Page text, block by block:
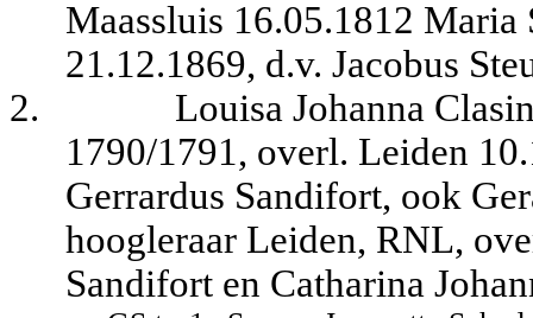
Maassluis 16.05.1812 Maria
21.12.1869, d.v. Jacobus
2.
Louisa Johanna
1790/1791, overl. Leiden
Gerrardus Sandifort, ook
hoogleraar Leiden, RNL,
Sandifort en Catharina